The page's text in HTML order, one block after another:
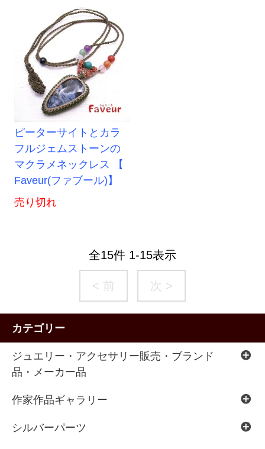
ピーターサイトとカラ
フルジェムストーンの
マクラメネックレス 【
Faveur(ファブール)】
売り切れ
全15件 1-15表示
< 前 次 >
カテゴリー
ジュエリー・アクセサリー販売・ブランド
品・メーカー品
作家作品ギャラリー
シルバーパーツ